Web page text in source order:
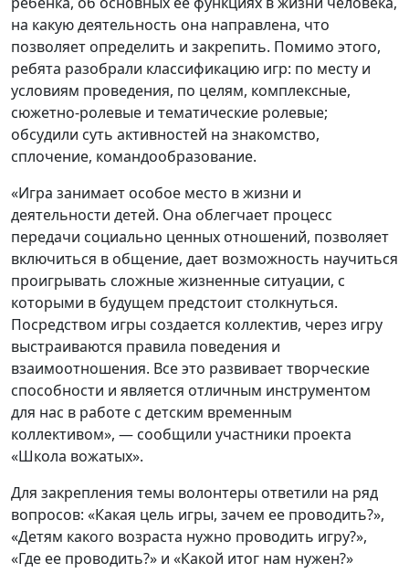
на какую деятельность она направлена, что
позволяет определить и закрепить. Помимо этого,
ребята разобрали классификацию игр: по месту и
условиям проведения, по целям, комплексные,
сюжетно-ролевые и тематические ролевые;
обсудили суть активностей на знакомство,
сплочение, командообразование.
«Игра занимает особое место в жизни и
деятельности детей. Она облегчает процесс
передачи социально ценных отношений, позволяет
включиться в общение, дает возможность научиться
проигрывать сложные жизненные ситуации, с
которыми в будущем предстоит столкнуться.
Посредством игры создается коллектив, через игру
выстраиваются правила поведения и
взаимоотношения. Все это развивает творческие
способности и является отличным инструментом
для нас в работе с детским временным
коллективом», — сообщили участники проекта
«Школа вожатых».
Для закрепления темы волонтеры ответили на ряд
вопросов: «Какая цель игры, зачем ее проводить?»,
«Детям какого возраста нужно проводить игру?»,
«Где ее проводить?» и «Какой итог нам нужен?»